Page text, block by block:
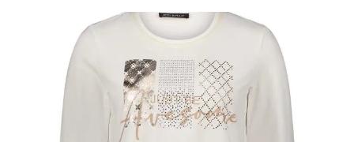
Bildergalerie überspringen